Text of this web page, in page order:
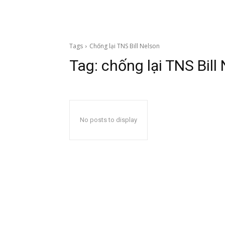
Tags Chống lại TNS Bill Nelson
Tag: chống lại TNS Bill
No posts to display